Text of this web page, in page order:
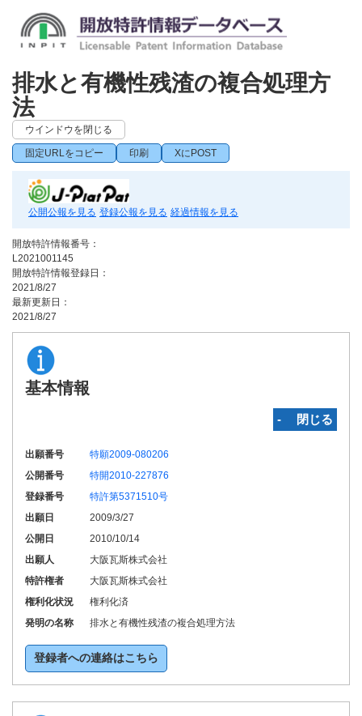
排水と有機性残渣の複合処理方
法
ウインドウを閉じる
固定URLをコピー 印刷 XにPOST
公開公報を見る 登録公報を見る 経過情報を見る
開放特許情報番号：
L2021001145
開放特許情報登録日：
2021/8/27
最新更新日：
2021/8/27
基本情報
‐ 閉じる
出願番号
特願2009-080206
公開番号
特開2010-227876
登録番号
特許第5371510号
出願日
2009/3/27
公開日
2010/10/14
出願人
大阪瓦斯株式会社
特許権者
大阪瓦斯株式会社
権利化状況
権利化済
発明の名称
排水と有機性残渣の複合処理方法
登録者への連絡はこちら